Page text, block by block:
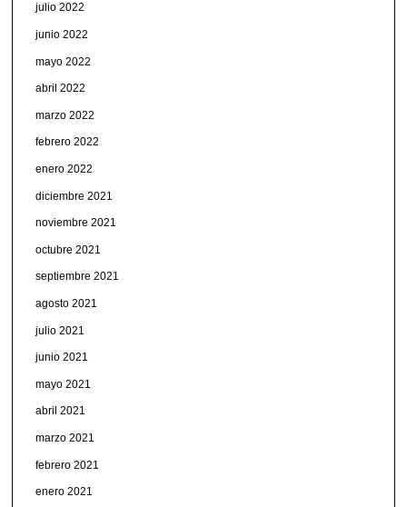
julio 2022
junio 2022
mayo 2022
abril 2022
marzo 2022
febrero 2022
enero 2022
diciembre 2021
noviembre 2021
octubre 2021
septiembre 2021
agosto 2021
julio 2021
junio 2021
mayo 2021
abril 2021
marzo 2021
febrero 2021
enero 2021